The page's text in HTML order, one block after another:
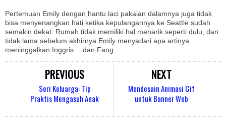
Pertemuan Emily dengan hantu laci pakaian dalamnya juga tidak
bisa menyenangkan hati ketika kepulangannya ke Seattle sudah
semakin dekat. Rumah tidak memiliki hal menarik seperti dulu, dan
tidak lama sebelum akhirnya Emily menyadari apa artinya
meninggalkan Inggris… dan Fang.
NEXT
Mendesain Animasi Gif
untuk Banner Web
PREVIOUS
Seri Keluarga: Tip
Praktis Mengasuh Anak